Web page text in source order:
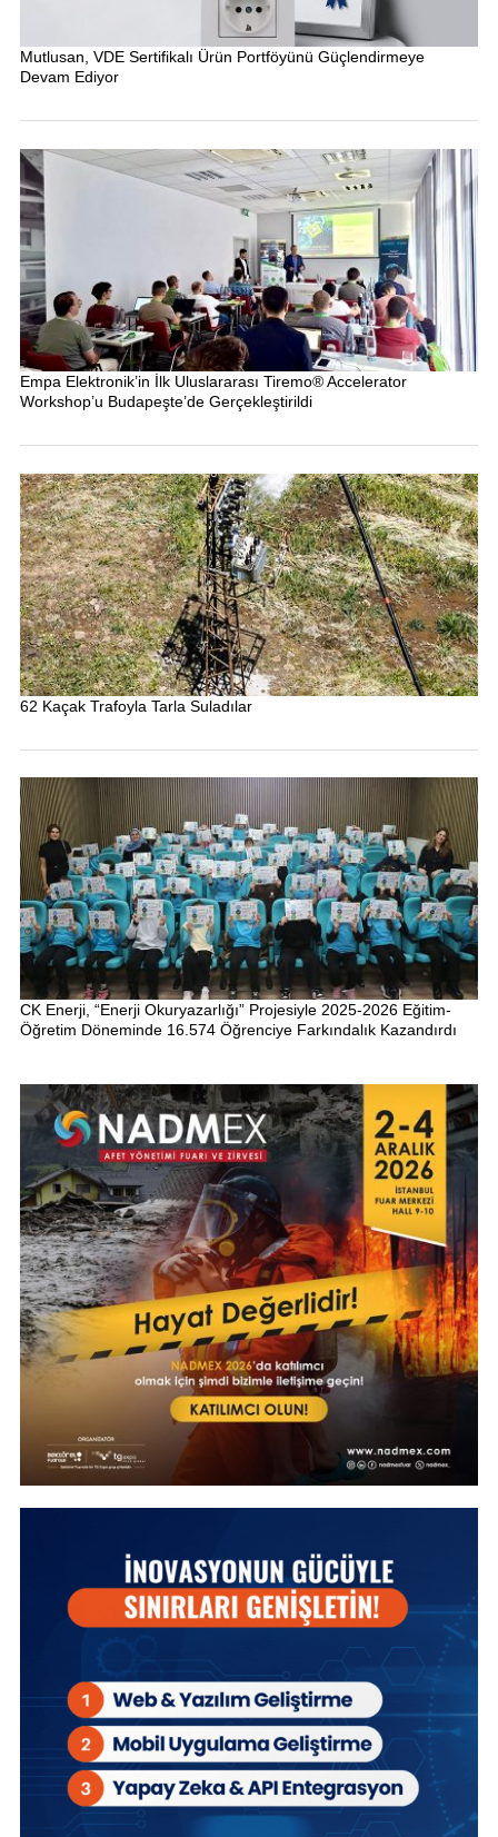
Mutlusan, VDE Sertifikalı Ürün Portföyünü Güçlendirmeye
Devam Ediyor
Empa Elektronik’in İlk Uluslararası Tiremo® Accelerator
Workshop’u Budapeşte’de Gerçekleştirildi
62 Kaçak Trafoyla Tarla Suladılar
CK Enerji, “Enerji Okuryazarlığı” Projesiyle 2025-2026 Eğitim-
Öğretim Döneminde 16.574 Öğrenciye Farkındalık Kazandırdı